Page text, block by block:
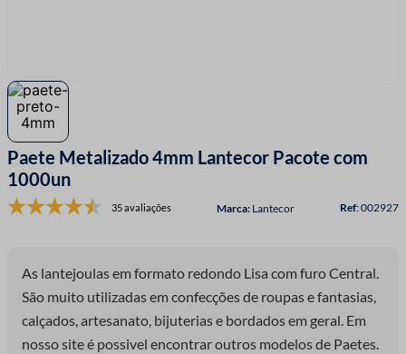
Paete Metalizado 4mm Lantecor Pacote com
1000un
35 avaliações Lantecor :002927
As lantejoulas em formato redondo Lisa com furo Central.
São muito utilizadas em confecções de roupas e fantasias,
calçados, artesanato, bijuterias e bordados em geral. Em
nosso site é possivel encontrar outros modelos de Paetes.